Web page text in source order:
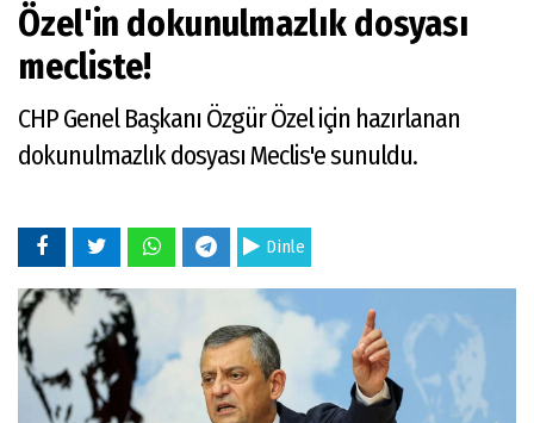
Özel'in dokunulmazlık dosyası
mecliste!
CHP Genel Başkanı Özgür Özel için hazırlanan
dokunulmazlık dosyası Meclis'e sunuldu.
Dinle